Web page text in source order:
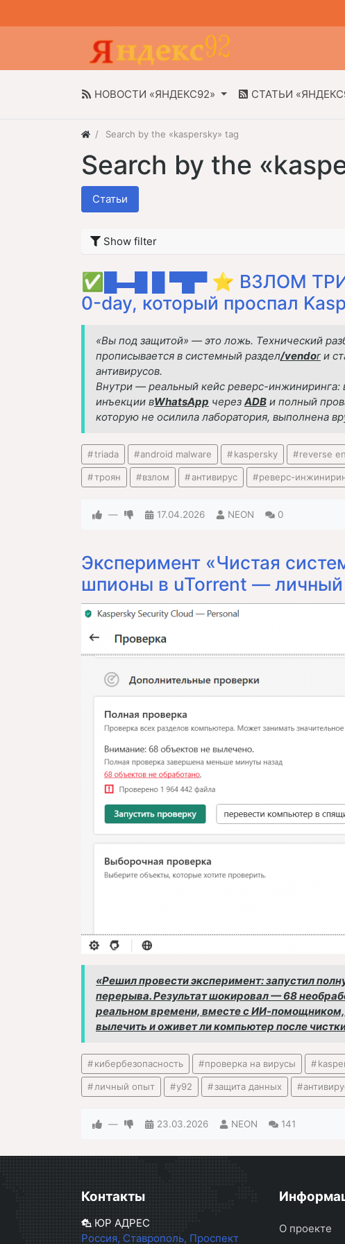
НОВОСТИ «ЯНДЕКС92» СТАТЬИ
Search by the «kaspersky» tag
Search by the
Статьи
Show filter
✅█▬█ █ ▀█▀ ⭐ ВЗЛОМ
0-day, который проспал
«Вы под защитой» — это ложь. Технический
прописывается в системный раздел/vendor и
антивирусов.
Внутри — реальный кейс реверс-инжиниринга:
инъекции вWhatsApp через ADB и полный
которую не осилила лаборатория, выполнена
triada android malware kaspersky reverse
троян взлом антивирус реверс-
— 17.04.2026 NEON 0
Эксперимент «Чистая
шпионы в uTorrent —
«Решил провести эксперимент: запустил
перерыва. Результат шокировал — 68
реальном времени, вместе с ИИ-помощником,
вылечить и оживет ли компьютер после
кибербезопасность проверка на вирусы
личный опыт y92 защита данных
— 23.03.2026 NEON 141
Контакты
ЮР АДРЕС
Россия, Ставрополь, Проспект
О проекте